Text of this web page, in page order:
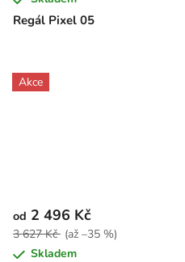
Regál Pixel 05
Akce
od 2 496 Kč
3 627 Kč (až –35 %)
Skladem